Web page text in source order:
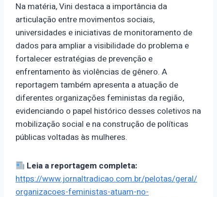
Na matéria, Vini destaca a importância da
articulação entre movimentos sociais,
universidades e iniciativas de monitoramento de
dados para ampliar a visibilidade do problema e
fortalecer estratégias de prevenção e
enfrentamento às violências de gênero. A
reportagem também apresenta a atuação de
diferentes organizações feministas da região,
evidenciando o papel histórico desses coletivos na
mobilização social e na construção de políticas
públicas voltadas às mulheres.
Leia a reportagem completa:
https://www.jornaltradicao.com.br/pelotas/geral/
organizacoes-feministas-atuam-no-